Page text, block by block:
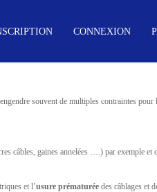
CONNEXION
souvent de multiples contraintes
câbles, gaines annelées ….) par exemple et
et l’usure prématurée des câblages et